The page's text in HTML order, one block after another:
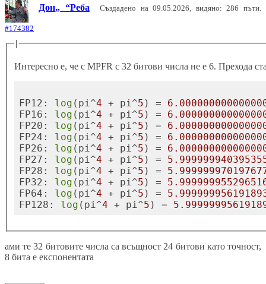
Дон Реба Създадено на 09.05.2026, видяно: 286 пъти.
#174382
|
Интересно е, че с MPFR с 32 битови числа не е 6. Прехода
FP12: log (pi^4 + pi^5 ) =
FP16: log (pi^4 + pi^5 ) =
FP20: log (pi^4 + pi^5 ) =
FP24: log (pi^4 + pi^5 ) =
FP26: log (pi^4 + pi^5 ) =
FP27: log (pi^4 + pi^5 ) =
FP28: log (pi^4 + pi^5 ) =
FP32: log (pi^4 + pi^5 ) =
FP64: log (pi^4 + pi^5 ) =
FP128: log (pi^4 + pi^5 ) =
ами те 32 битовите числа са всъщност 24 битови като точност,
8 бита е експонентата